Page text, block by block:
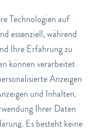
Morgens und
für die orale
fernhalten.
CHX-Spülungen
Im Normalfall
Aktiv
Inaktiv
Inaktiv
Inaktiv
Technologien auf
essenziell, während
Ihre Erfahrung zu
können verarbeitet
Anzeigen
und Inhalten.
Ihrer Daten
Es besteht keine